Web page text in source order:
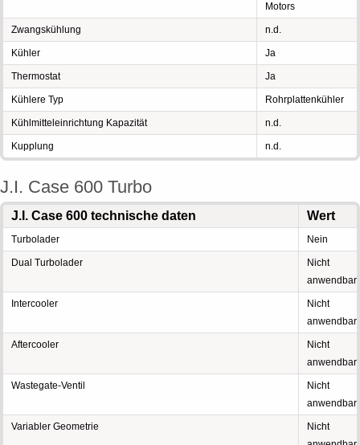
Motors
Zwangskühlung n.d.
Kühler Ja
Thermostat Ja
Kühlere Typ Rohrplattenkühler
Kühlmitteleinrichtung Kapazität n.d.
Kupplung n.d.
J.I. Case 600 Turbo
J.I. Case 600 technische daten Wert
Turbolader Nein
Dual Turbolader
Nicht
anwendbar
Intercooler
Nicht
anwendbar
Aftercooler
Nicht
anwendbar
Wastegate-Ventil
Nicht
anwendbar
Variabler Geometrie
Nicht